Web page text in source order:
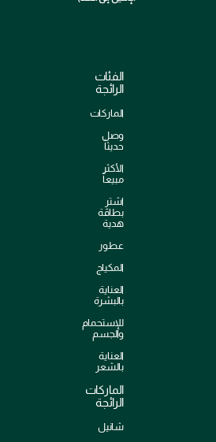
الفئات
الرائجة
الماركات
وصل
حديثاً
الأكثر
مبيعاً
اشترِ
بطاقة
هدية
عطور
المكياج
العناية
بالبشرة
للإستحمام
والجسم
العناية
بالشعر
الماركات
الرائجة
شانيل